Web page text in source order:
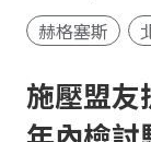
赫格塞斯
施壓盟友